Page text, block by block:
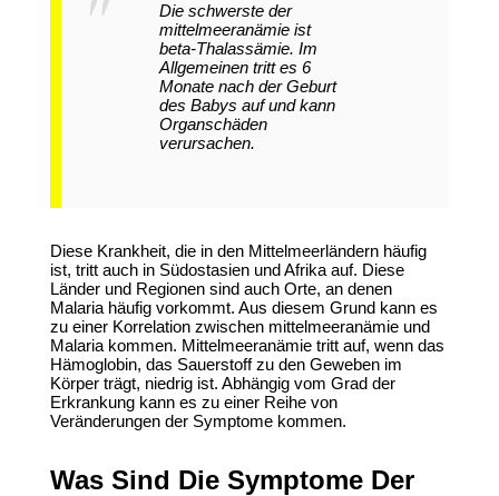
Die schwerste der
mittelmeeranämie ist
beta-Thalassämie. Im
Allgemeinen tritt es 6
Monate nach der Geburt
des Babys auf und kann
Organschäden
verursachen.
Diese Krankheit, die in den Mittelmeerländern häufig
ist, tritt auch in Südostasien und Afrika auf. Diese
Länder und Regionen sind auch Orte, an denen
Malaria häufig vorkommt. Aus diesem Grund kann es
zu einer Korrelation zwischen mittelmeeranämie und
Malaria kommen. Mittelmeeranämie tritt auf, wenn das
Hämoglobin, das Sauerstoff zu den Geweben im
Körper trägt, niedrig ist. Abhängig vom Grad der
Erkrankung kann es zu einer Reihe von
Veränderungen der Symptome kommen.
Was Sind Die Symptome Der